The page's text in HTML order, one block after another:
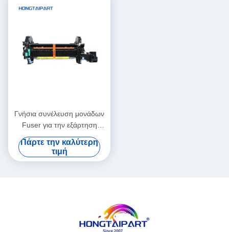
Γνήσια συνέλευση μονάδων
Fuser για την εξάρτηση
110V/220V CE246A CE247A
CC493-67911 H P
CP4025dn CP4525N M680z
Πάρτε την καλύτερη
τιμή